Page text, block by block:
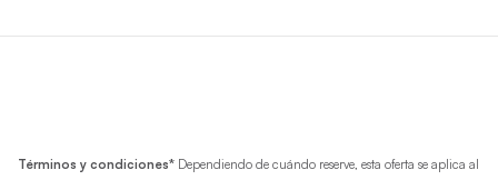
Términos y condiciones*Dependiendo de cuándo reserve, esta oferta se aplica al